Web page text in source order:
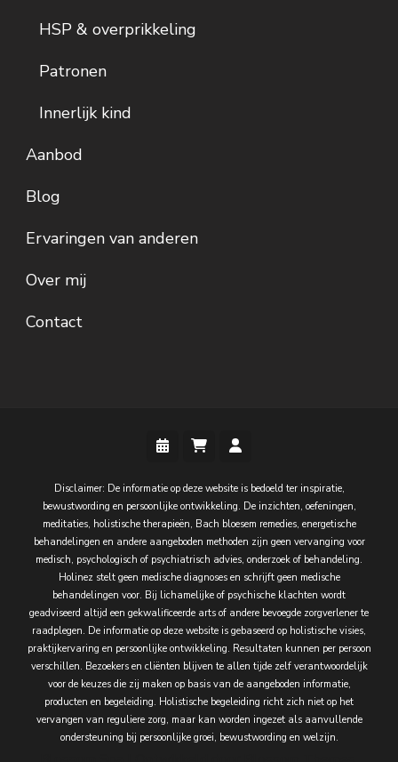
HSP & overprikkeling
Patronen
Innerlijk kind
Aanbod
Blog
Ervaringen van anderen
Over mij
Contact
Disclaimer: De informatie op deze website is bedoeld ter inspiratie,
bewustwording en persoonlijke ontwikkeling. De inzichten, oefeningen,
meditaties, holistische therapieën, Bach bloesem remedies, energetische
behandelingen en andere aangeboden methoden zijn geen vervanging voor
medisch, psychologisch of psychiatrisch advies, onderzoek of behandeling.
Holinez stelt geen medische diagnoses en schrijft geen medische
behandelingen voor. Bij lichamelijke of psychische klachten wordt
geadviseerd altijd een gekwalificeerde arts of andere bevoegde zorgverlener te
raadplegen. De informatie op deze website is gebaseerd op holistische visies,
praktijkervaring en persoonlijke ontwikkeling. Resultaten kunnen per persoon
verschillen. Bezoekers en cliënten blijven te allen tijde zelf verantwoordelijk
voor de keuzes die zij maken op basis van de aangeboden informatie,
producten en begeleiding. Holistische begeleiding richt zich niet op het
vervangen van reguliere zorg, maar kan worden ingezet als aanvullende
ondersteuning bij persoonlijke groei, bewustwording en welzijn.